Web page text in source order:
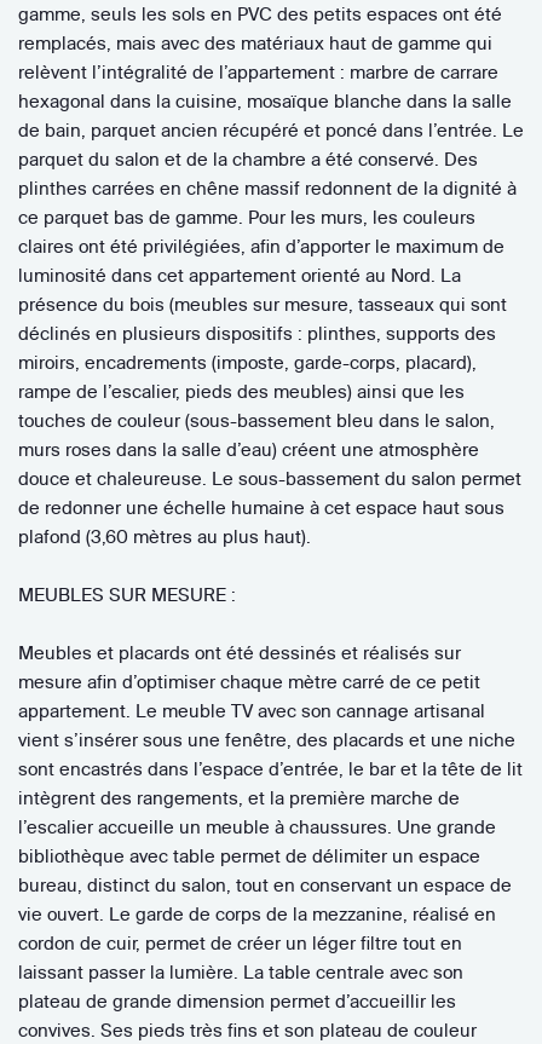
gamme, seuls les sols en PVC des petits espaces ont été
remplacés, mais avec des matériaux haut de gamme qui
relèvent l’intégralité de l’appartement : marbre de carrare
hexagonal dans la cuisine, mosaïque blanche dans la salle
de bain, parquet ancien récupéré et poncé dans l’entrée. Le
parquet du salon et de la chambre a été conservé. Des
plinthes carrées en chêne massif redonnent de la dignité à
ce parquet bas de gamme. Pour les murs, les couleurs
claires ont été privilégiées, afin d’apporter le maximum de
luminosité dans cet appartement orienté au Nord. La
présence du bois (meubles sur mesure, tasseaux qui sont
déclinés en plusieurs dispositifs : plinthes, supports des
miroirs, encadrements (imposte, garde-corps, placard),
rampe de l’escalier, pieds des meubles) ainsi que les
touches de couleur (sous-bassement bleu dans le salon,
murs roses dans la salle d’eau) créent une atmosphère
douce et chaleureuse. Le sous-bassement du salon permet
de redonner une échelle humaine à cet espace haut sous
plafond (3,60 mètres au plus haut).
MEUBLES SUR MESURE :
Meubles et placards ont été dessinés et réalisés sur
mesure afin d’optimiser chaque mètre carré de ce petit
appartement. Le meuble TV avec son cannage artisanal
vient s’insérer sous une fenêtre, des placards et une niche
sont encastrés dans l’espace d’entrée, le bar et la tête de lit
intègrent des rangements, et la première marche de
l’escalier accueille un meuble à chaussures. Une grande
bibliothèque avec table permet de délimiter un espace
bureau, distinct du salon, tout en conservant un espace de
vie ouvert. Le garde de corps de la mezzanine, réalisé en
cordon de cuir, permet de créer un léger filtre tout en
laissant passer la lumière. La table centrale avec son
plateau de grande dimension permet d’accueillir les
convives. Ses pieds très fins et son plateau de couleur